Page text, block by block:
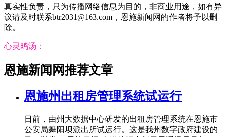
真实性负责，只为传播网络信息为目的，非商业用途，如有异
议请及时联系btr2031@163.com，恩施新闻网的作者将予以删
除。
心灵鸡汤：
恩施新闻网推荐文章
恩施州出租房管理系统试运行
日前，由州大数据中心研发的出租房管理系统在恩施市
公安局舞阳坝派出所试运行。这是我州数字政府建设的